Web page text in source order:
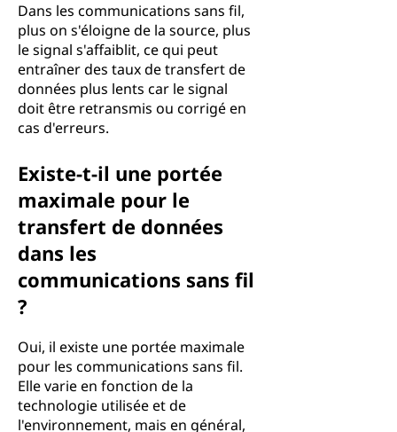
Dans les communications sans fil,
plus on s'éloigne de la source, plus
le signal s'affaiblit, ce qui peut
entraîner des taux de transfert de
données plus lents car le signal
doit être retransmis ou corrigé en
cas d'erreurs.
Existe-t-il une portée
maximale pour le
transfert de données
dans les
communications sans fil
?
Oui, il existe une portée maximale
pour les communications sans fil.
Elle varie en fonction de la
technologie utilisée et de
l'environnement, mais en général,